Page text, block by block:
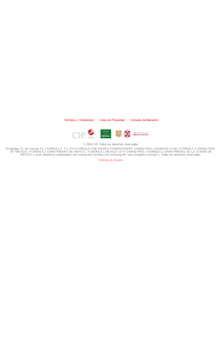
Términos y Condiciones| Aviso de Privacidad| Convenio de liberación
© 2026 CIE Todos los derechos reservados
El logotipo F1, las marcas F1, FORMULA 1, F1, FIA FORMULA ONE WORLD CHAMPIONSHIP, GRAND PRIX, PADDOCK CLUB,
FORMULA 1 GRAND PRIX
OF MEXICO, FORMULA 1 GRAN PREMIO DE MÉXICO, FORMULA 1 MEXICO CITY GRAND PRIX, FORMULA 1 GRAN PREMIO DE LA CIUDAD DE
MÉXICO y otros distintivosrelacionados son marcas de Formula One Licensing BV, una compañía Formula 1. Todos los derechos reservados.
Website by Alucina